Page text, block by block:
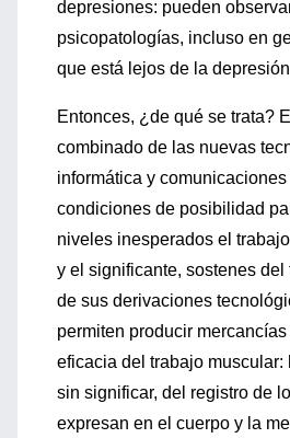
depresiones: pueden
psicopatologías, incluso en
que está lejos de la
Entonces, ¿de qué se trata?
combinado de las nuevas
informática y
condiciones de posibilidad
niveles inesperados el
y el significante, sostenes
de sus derivaciones
permiten producir
eficacia del trabajo muscular:
sin significar, del registro de
expresan en el cuerpo y la